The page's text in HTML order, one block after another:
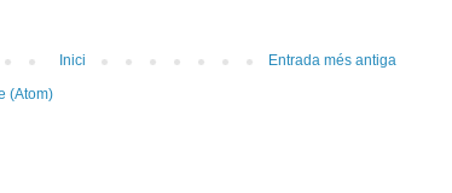
Entrada més antiga
Inici
(Atom)